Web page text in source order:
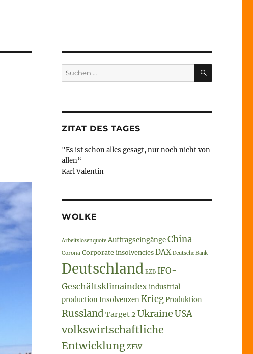
Suche
nach:
SUCHEN
ZITAT DES TAGES
"Es ist schon alles gesagt, nur noch nicht von
allen“
Karl Valentin
WOLKE
Arbeitslosenquote AuftragseingängeChina
Corona Corporate insolvencies DAX Deutsche Bank
Deutschland EZB IFO-
Geschäftsklimaindexindustrial
productionInsolvenzenKriegProduktion
Russland Target 2 UkraineUSA
volkswirtschaftliche
EntwicklungZEW